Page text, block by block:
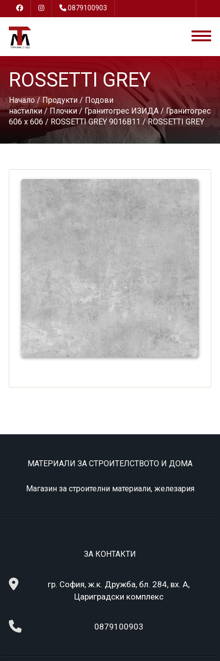
0879100903
ROSSETTI GREY
Начало/ Продукти/ Подови
настилки/ Плочки/Гранитогрес ИЗИДА/ Гранитогрес
606 х 606 / ROSSETTI GREY 9016B11/ ROSSETTI GREY
МАТЕРИАЛИ ЗА СТРОИТЕЛСТВОТО И ДОМА
Магазин за строителни материали, железария
ЗА КОНТАКТИ
гр. София, ж.к. Дружба, бл. 284, вх. А,
Цариградски комплекс
0879100903